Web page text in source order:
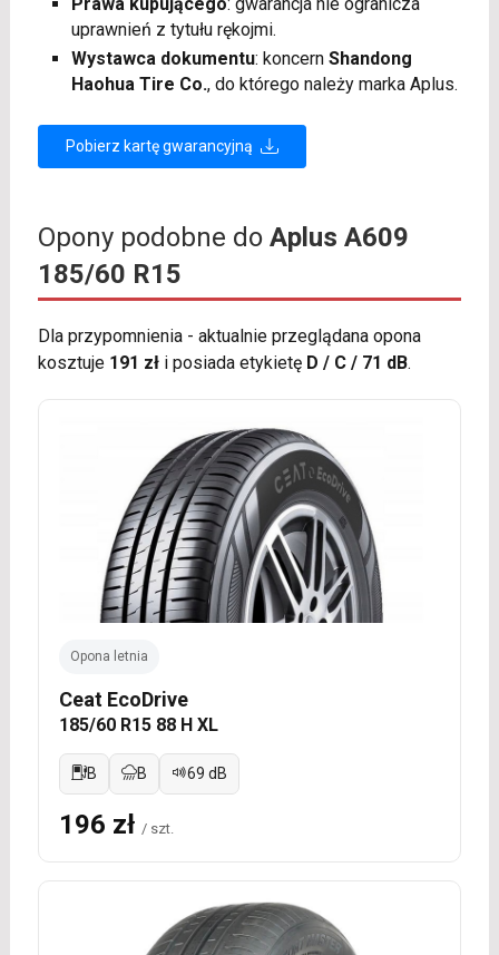
uprawnień z tytułu rękojmi.
Wystawca dokumentu: koncern Shandong
Haohua Tire Co., do którego należy marka Aplus.
Pobierz kartę gwarancyjną
Opony podobne do Aplus A609
185/60 R15
Dla przypomnienia - aktualnie przeglądana opona
kosztuje 191 złi posiada etykietę D / C / 71 dB.
Opona letnia
Ceat EcoDrive
185/60 R15 88 H XL
B B 69 dB
196 zł / szt.